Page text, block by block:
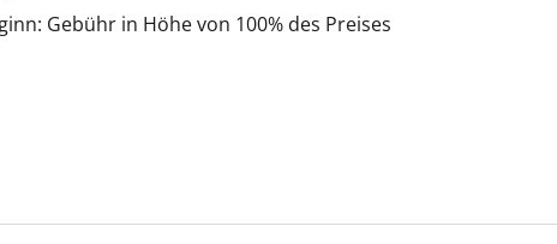
Gebühr in Höhe von 100% des Preises